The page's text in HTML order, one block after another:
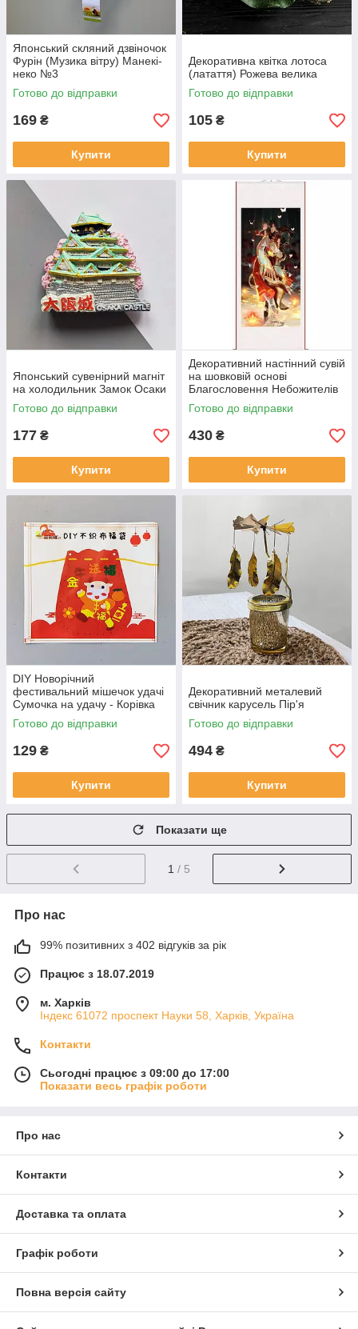
Японський скляний дзвіночок
Фурін (Музика вітру) Манекі-
неко №3
Готово до відправки
169 ₴
Купити
Декоративна квітка лотоса
(латаття) Рожева велика
Готово до відправки
105 ₴
Купити
Японський сувенірний магніт
на холодильник Замок Осаки
Готово до відправки
177 ₴
Купити
Декоративний настінний сувій
на шовковій основі
Благословення Небожителів
Готово до відправки
430 ₴
Купити
DIY Новорічний
фестивальний мішечок удачі
Сумочка на удачу - Корівка
Готово до відправки
129 ₴
Купити
Декоративний металевий
свічник карусель Пір'я
Готово до відправки
494 ₴
Купити
Показати ще
1 / 5
Про нас
99% позитивних з 402 відгуків за рік
Працює з 18.07.2019
м. Харків
Індекс 61072 проспект Науки 58, Харків, Україна
Контакти
Сьогодні працює з 09:00 до 17:00
Показати весь графік роботи
Про нас
Контакти
Доставка та оплата
Графік роботи
Повна версія сайту